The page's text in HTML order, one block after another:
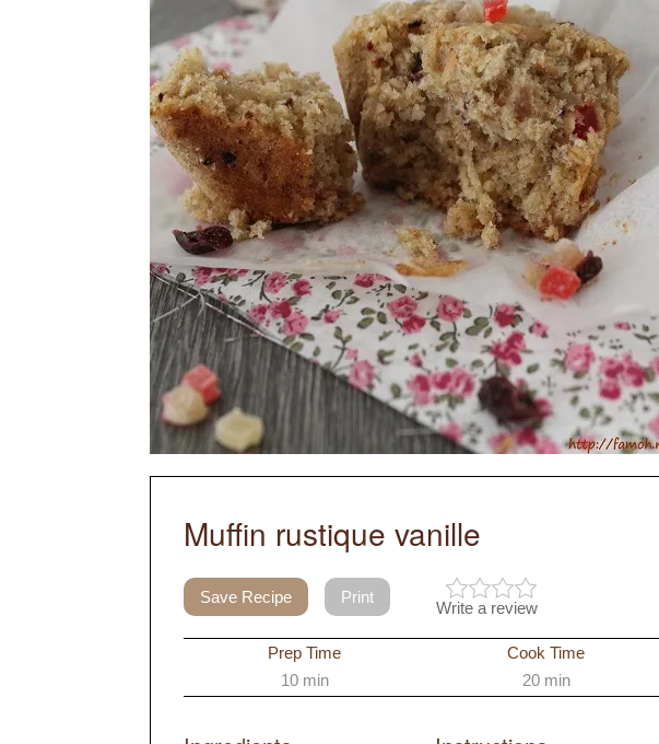
Muffin rustique vanille
Write a review
Save Recipe Print
Prep Time
10 min
Cook Time
20 min